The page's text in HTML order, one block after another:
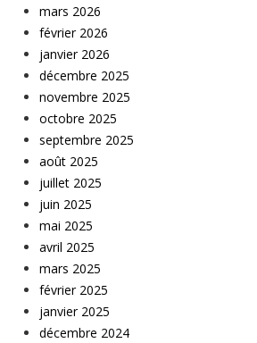
mars 2026
février 2026
janvier 2026
décembre 2025
novembre 2025
octobre 2025
septembre 2025
août 2025
juillet 2025
juin 2025
mai 2025
avril 2025
mars 2025
février 2025
janvier 2025
décembre 2024